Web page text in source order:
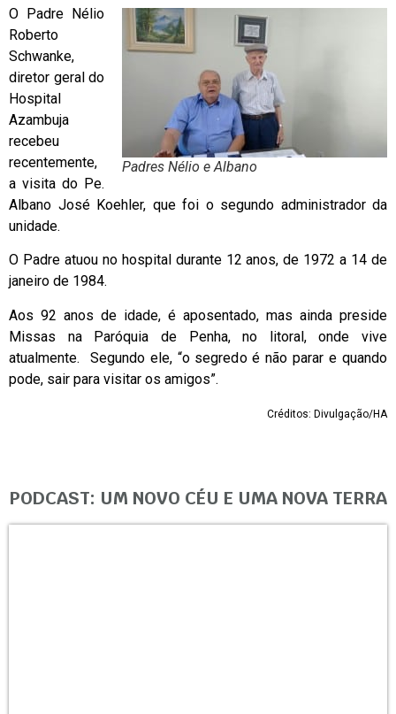
Padres Nélio e Albano
O Padre Nélio
Roberto
Schwanke,
diretor geral do
Hospital
Azambuja
recebeu
recentemente,
a visita do Pe.
Albano José Koehler, que foi o segundo administrador da
unidade.
O Padre atuou no hospital durante 12 anos, de 1972 a 14 de
janeiro de 1984.
Aos 92 anos de idade, é aposentado, mas ainda preside
Missas na Paróquia de Penha, no litoral, onde vive
atualmente. Segundo ele, “o segredo é não parar e quando
pode, sair para visitar os amigos”.
Créditos: Divulgação/HA
PODCAST: UM NOVO CÉU E UMA NOVA TERRA